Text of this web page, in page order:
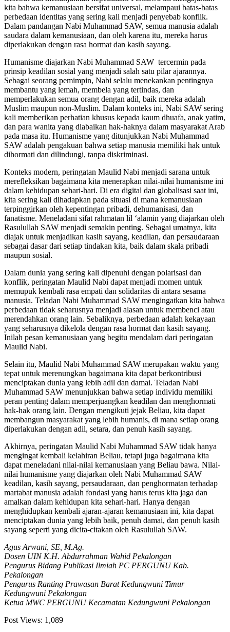
kita bahwa kemanusiaan bersifat universal, melampaui batas-batas
perbedaan identitas yang sering kali menjadi penyebab konflik.
Dalam pandangan Nabi Muhammad SAW, semua manusia adalah
saudara dalam kemanusiaan, dan oleh karena itu, mereka harus
diperlakukan dengan rasa hormat dan kasih sayang.
Humanisme diajarkan Nabi Muhammad SAW tercermin pada
prinsip keadilan sosial yang menjadi salah satu pilar ajarannya.
Sebagai seorang pemimpin, Nabi selalu menekankan pentingnya
membantu yang lemah, membela yang tertindas, dan
memperlakukan semua orang dengan adil, baik mereka adalah
Muslim maupun non-Muslim. Dalam konteks ini, Nabi SAW sering
kali memberikan perhatian khusus kepada kaum dhuafa, anak yatim,
dan para wanita yang diabaikan hak-haknya dalam masyarakat Arab
pada masa itu. Humanisme yang ditunjukkan Nabi Muhammad
SAW adalah pengakuan bahwa setiap manusia memiliki hak untuk
dihormati dan dilindungi, tanpa diskriminasi.
Konteks modern, peringatan Maulid Nabi menjadi sarana untuk
merefleksikan bagaimana kita menerapkan nilai-nilai humanisme ini
dalam kehidupan sehari-hari. Di era digital dan globalisasi saat ini,
kita sering kali dihadapkan pada situasi di mana kemanusiaan
terpinggirkan oleh kepentingan pribadi, dehumanisasi, dan
fanatisme. Meneladani sifat rahmatan lil ‘alamin yang diajarkan oleh
Rasulullah SAW menjadi semakin penting. Sebagai umatnya, kita
diajak untuk menjadikan kasih sayang, keadilan, dan persaudaraan
sebagai dasar dari setiap tindakan kita, baik dalam skala pribadi
maupun sosial.
Dalam dunia yang sering kali dipenuhi dengan polarisasi dan
konflik, peringatan Maulid Nabi dapat menjadi momen untuk
memupuk kembali rasa empati dan solidaritas di antara sesama
manusia. Teladan Nabi Muhammad SAW mengingatkan kita bahwa
perbedaan tidak seharusnya menjadi alasan untuk membenci atau
merendahkan orang lain. Sebaliknya, perbedaan adalah kekayaan
yang seharusnya dikelola dengan rasa hormat dan kasih sayang.
Inilah pesan kemanusiaan yang begitu mendalam dari peringatan
Maulid Nabi.
Selain itu, Maulid Nabi Muhammad SAW merupakan waktu yang
tepat untuk merenungkan bagaimana kita dapat berkontribusi
menciptakan dunia yang lebih adil dan damai. Teladan Nabi
Muhammad SAW menunjukkan bahwa setiap individu memiliki
peran penting dalam memperjuangkan keadilan dan menghormati
hak-hak orang lain. Dengan mengikuti jejak Beliau, kita dapat
membangun masyarakat yang lebih humanis, di mana setiap orang
diperlakukan dengan adil, setara, dan penuh kasih sayang.
Akhirnya, peringatan Maulid Nabi Muhammad SAW tidak hanya
mengingat kembali kelahiran Beliau, tetapi juga bagaimana kita
dapat meneladani nilai-nilai kemanusiaan yang Beliau bawa. Nilai-
nilai humanisme yang diajarkan oleh Nabi Muhammad SAW
keadilan, kasih sayang, persaudaraan, dan penghormatan terhadap
martabat manusia adalah fondasi yang harus terus kita jaga dan
amalkan dalam kehidupan kita sehari-hari. Hanya dengan
menghidupkan kembali ajaran-ajaran kemanusiaan ini, kita dapat
menciptakan dunia yang lebih baik, penuh damai, dan penuh kasih
sayang seperti yang dicita-citakan oleh Rasulullah SAW.
Agus Arwani, SE, M.Ag.
Dosen UIN K.H. Abdurrahman Wahid Pekalongan
Pengurus Bidang Publikasi Ilmiah PC PERGUNU Kab.
Pekalongan
Pengurus Ranting Prawasan Barat Kedungwuni Timur
Kedungwuni Pekalongan
Ketua MWC PERGUNU Kecamatan Kedungwuni Pekalongan
Post Views: 1,089